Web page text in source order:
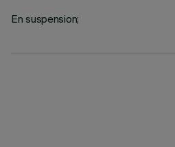
En suspension;